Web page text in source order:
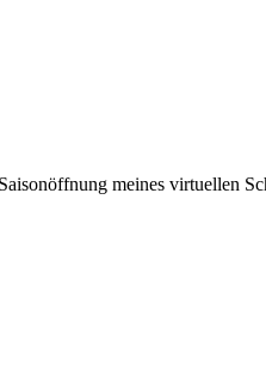
meines virtuellen